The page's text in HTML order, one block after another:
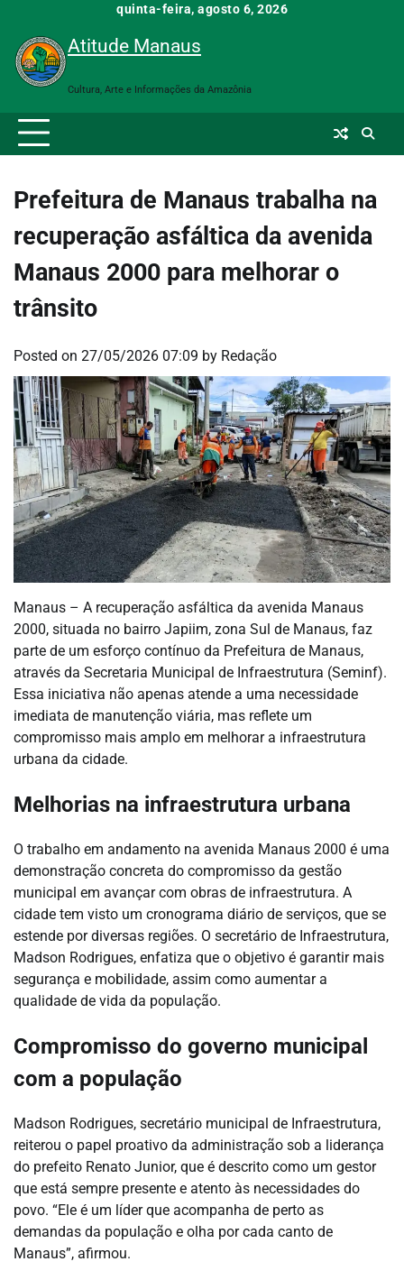
content
quinta-feira, agosto 6, 2026
Atitude Manaus
Cultura, Arte e Informações da Amazônia
Prefeitura de Manaus trabalha na
recuperação asfáltica da avenida
Manaus 2000 para melhorar o
trânsito
Posted on 27/05/2026 07:09 by Redação
Manaus – A recuperação asfáltica da avenida Manaus
2000, situada no bairro Japiim, zona Sul de Manaus, faz
parte de um esforço contínuo da Prefeitura de Manaus,
através da Secretaria Municipal de Infraestrutura (Seminf).
Essa iniciativa não apenas atende a uma necessidade
imediata de manutenção viária, mas reflete um
compromisso mais amplo em melhorar a infraestrutura
urbana da cidade.
Melhorias na infraestrutura urbana
O trabalho em andamento na avenida Manaus 2000 é uma
demonstração concreta do compromisso da gestão
municipal em avançar com obras de infraestrutura. A
cidade tem visto um cronograma diário de serviços, que se
estende por diversas regiões. O secretário de Infraestrutura,
Madson Rodrigues, enfatiza que o objetivo é garantir mais
segurança e mobilidade, assim como aumentar a
qualidade de vida da população.
Compromisso do governo municipal
com a população
Madson Rodrigues, secretário municipal de Infraestrutura,
reiterou o papel proativo da administração sob a liderança
do prefeito Renato Junior, que é descrito como um gestor
que está sempre presente e atento às necessidades do
povo. “Ele é um líder que acompanha de perto as
demandas da população e olha por cada canto de
Manaus”, afirmou.